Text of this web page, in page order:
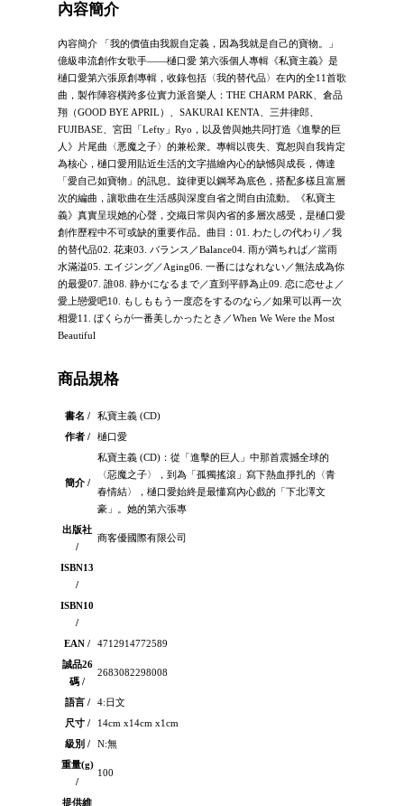
內容簡介
內容簡介 「我的價值由我親自定義，因為我就是自己的寶物。」
億級串流創作女歌手——樋口愛 第六張個人專輯《私寶主義》是
樋口愛第六張原創專輯，收錄包括〈我的替代品〉在內的全11首歌
曲，製作陣容橫跨多位實力派音樂人：THE CHARM PARK、倉品
翔（GOOD BYE APRIL）、SAKURAI KENTA、三井律郎、
FUJIBASE、宮田「Lefty」Ryo，以及曾與她共同打造《進擊的巨
人》片尾曲〈悪魔之子〉的兼松衆。專輯以喪失、寬恕與自我肯定
為核心，樋口愛用貼近生活的文字描繪內心的缺憾與成長，傳達
「愛自己如寶物」的訊息。旋律更以鋼琴為底色，搭配多樣且富層
次的編曲，讓歌曲在生活感與深度自省之間自由流動。《私寶主
義》真實呈現她的心聲，交織日常與內省的多層次感受，是樋口愛
創作歷程中不可或缺的重要作品。曲目：01. わたしの代わり／我
的替代品02. 花束03. バランス／Balance04. 雨が満ちれば／當雨
水滿溢05. エイジング／Aging06. 一番にはなれない／無法成為你
的最愛07. 誰08. 静かになるまで／直到平靜為止09. 恋に恋せよ／
愛上戀愛吧10. もしももう一度恋をするのなら／如果可以再一次
相愛11. ぼくらが一番美しかったとき／When We Were the Most
Beautiful
商品規格
書名 /
私寶主義 (CD)
作者 /
樋口愛
簡介 /
私寶主義 (CD)：從「進擊的巨人」中那首震撼全球的
〈惡魔之子〉，到為「孤獨搖滾」寫下熱血掙扎的〈青
春情結〉，樋口愛始終是最懂寫內心戲的「下北澤文
豪」。她的第六張專
出版社
/
商客優國際有限公司
ISBN13
/
ISBN10
/
EAN /
4712914772589
誠品26
碼 /
2683082298008
語言 /
4:日文
尺寸 /
14cm x14cm x1cm
級別 /
N:無
重量(g)
/
100
提供維